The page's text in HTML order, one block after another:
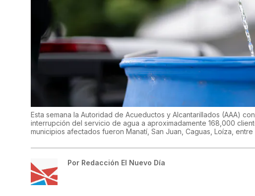
Esta semana la Autoridad de Acueductos y Alcantarillados (AAA)
interrupción del servicio de agua a aproximadamente 168,000
municipios afectados fueron Manatí, San Juan, Caguas, Loíza, entre
Por Redacción El Nuevo Día